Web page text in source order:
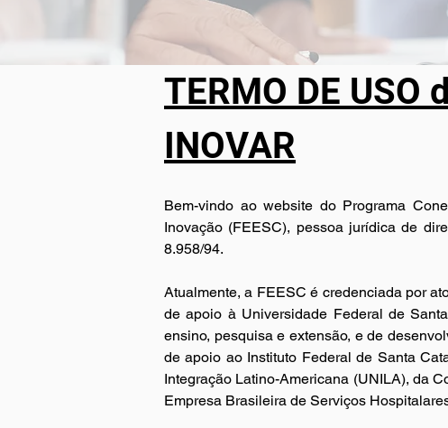
TERMO DE USO
INOVAR
Bem-vindo ao website do Programa
Inovação (FEESC), pessoa jurídica de
8.958/94.
Atualmente, a FEESC é credenciada por
de apoio à Universidade Federal de
ensino, pesquisa e extensão, e de
de apoio ao Instituto Federal de Santa
Empresa Brasileira de Serviços